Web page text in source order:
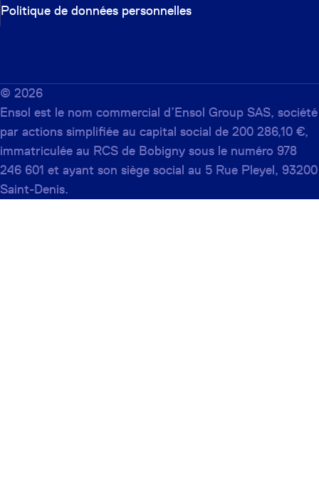
Politique de données personnelles
© 2026
Ensol est le nom commercial d’Ensol Group SAS, société
par actions simplifiée au capital social de 200 286,10 €,
immatriculée au RCS de Bobigny sous le numéro 978
246 601 et ayant son siège social au 5 Rue Pleyel, 93200
Saint-Denis.